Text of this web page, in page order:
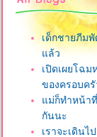
เด็กชายภีม
ล้ว
เปิดเผยโฉ
ของครอบครั
ม่ก็ทำหน้าที่
กันนะ
เราจะเดินไ